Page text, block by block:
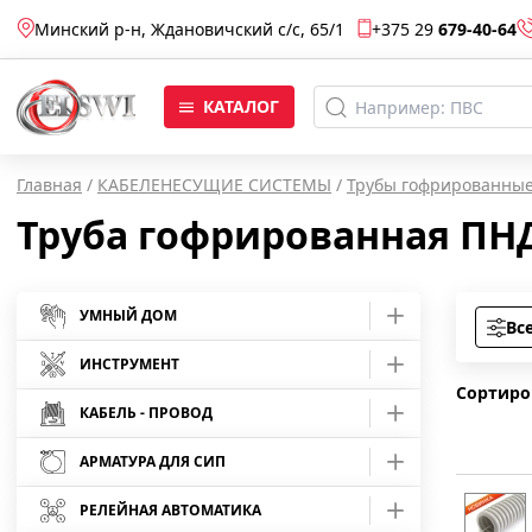
Минский р-н, Ждановичский с/c, 65/1 +375 29679-40-64
КАТАЛОГ
Главная / КАБЕЛЕНЕСУЩИЕ СИСТЕМЫ / Трубы гофрированные
Труба гофрированная
УМНЫЙ ДОМ
Умные розетки
Умные лампы
Умные камеры
Умные светодиодные ленты
ИНСТРУМЕНТ
Средства защиты
Отвертки
Отвертки Master
Инструмент шарнирно-губцевый
КАБЕЛЬ - ПРОВОД
Кабель АВБбШв
Кабель АВВГ
АРМАТУРА ДЛЯ СИП
Арматура для монтажа СИП
РЕЛЕЙНАЯ АВТОМАТИКА